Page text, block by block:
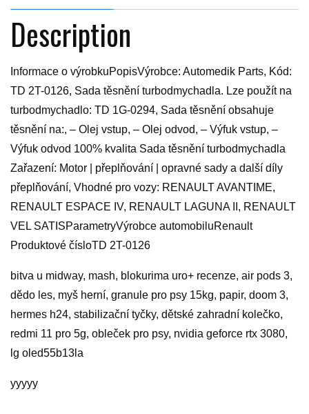
Description
Informace o výrobkuPopisVýrobce: Automedik Parts, Kód:
TD 2T-0126, Sada těsnění turbodmychadla. Lze použít na
turbodmychadlo: TD 1G-0294, Sada těsnění obsahuje
těsnění na:, – Olej vstup, – Olej odvod, – Výfuk vstup, –
Výfuk odvod 100% kvalita Sada těsnění turbodmychadla
Zařazení: Motor | přeplňování | opravné sady a další díly
přeplňování, Vhodné pro vozy: RENAULT AVANTIME,
RENAULT ESPACE IV, RENAULT LAGUNA II, RENAULT
VEL SATISParametryVýrobce automobiluRenault
Produktové čísloTD 2T-0126
bitva u midway, mash, blokurima uro+ recenze, air pods 3,
dědo les, myš herní, granule pro psy 15kg, papir, doom 3,
hermes h24, stabilizační tyčky, dětské zahradní kolečko,
redmi 11 pro 5g, obleček pro psy, nvidia geforce rtx 3080,
lg oled55b13la
yyyyy